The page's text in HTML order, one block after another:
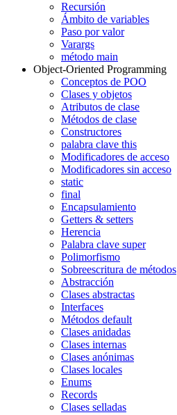
Recursión
Ámbito de variables
Paso por valor
Varargs
método main
Object-Oriented Programming
Conceptos de POO
Clases y objetos
Atributos de clase
Métodos de clase
Constructores
palabra clave this
Modificadores de acceso
Modificadores sin acceso
static
final
Encapsulamiento
Getters & setters
Herencia
Palabra clave super
Polimorfismo
Sobreescritura de métodos
Abstracción
Clases abstractas
Interfaces
Métodos default
Clases anidadas
Clases internas
Clases anónimas
Clases locales
Enums
Records
Clases selladas